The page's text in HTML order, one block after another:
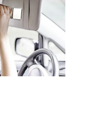
Макияж для бровей